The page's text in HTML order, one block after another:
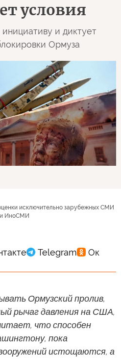
условия
и диктует
Ормуза
исключительно зарубежных СМИ
ИноСМИ
Ормузский пролив,
рычаг давления на США,
что способен
пока
истощаются, а